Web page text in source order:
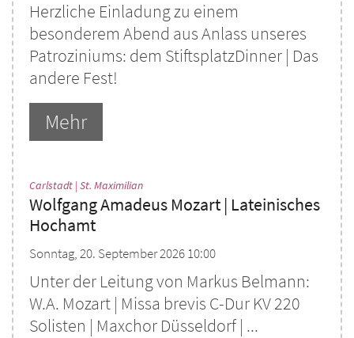
Herzliche Einladung zu einem
besonderem Abend aus Anlass unseres
Patroziniums: dem StiftsplatzDinner | Das
andere Fest!
Mehr
Carlstadt | St. Maximilian:
Wolfgang Amadeus Mozart | Lateinisches
Hochamt
Sonntag, 20. September 2026 10:00
Unter der Leitung von Markus Belmann:
W.A. Mozart | Missa brevis C-Dur KV 220
Solisten | Maxchor Düsseldorf | ...